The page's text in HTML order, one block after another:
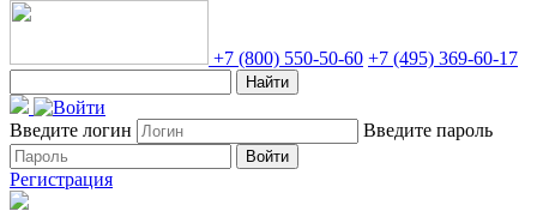
+7 (800) 550-50-60 +7 (495) 369-60-17
Найти
Введите логин Введите пароль
Войти
Регистрация